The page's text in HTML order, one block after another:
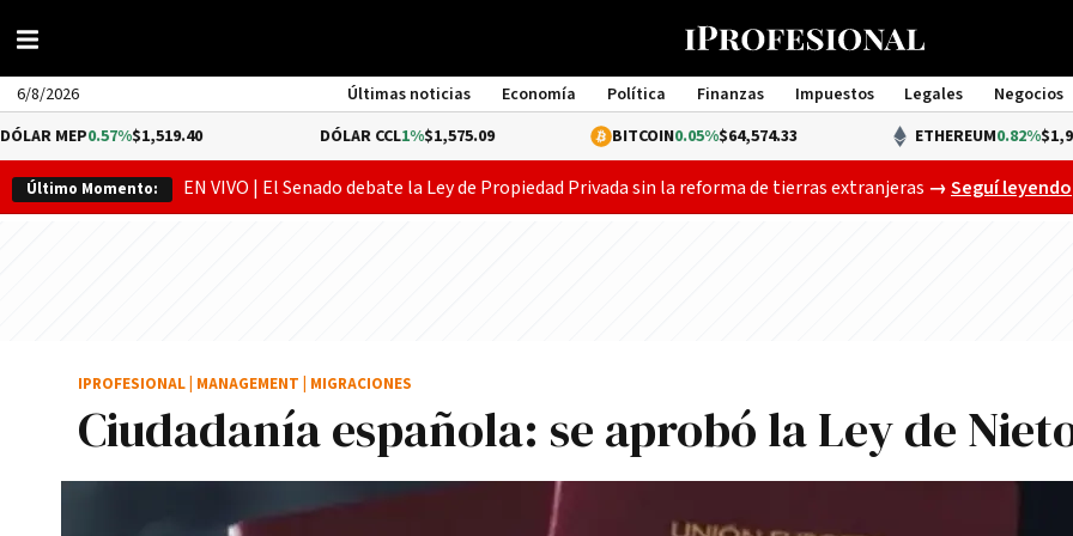
6/8/2026 Últimas noticias Economía Política Finanzas Impuestos Legales Negocios
Management
$1,519.40 1%$1,575.09 0.05%$64,574.33 ETHEREUM0.82%$1,913.29
Último Momento: EN VIVO | El Senado debate la Ley de Propiedad Privada sin la reforma de tierras extranjeras El Senado ya
→Seguí leyendo
Ciudadanía española: se aprobó la Ley de
IPROFESIONAL MANAGEMENT MIGRACIONES